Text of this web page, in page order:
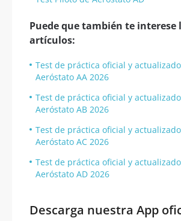
Puede que también te interese
artículos:
Test de práctica oficial y
Aeróstato AA 2026
Test de práctica oficial y
Aeróstato AB 2026
Test de práctica oficial y
Aeróstato AC 2026
Test de práctica oficial y
Aeróstato AD 2026
Descarga nuestra App